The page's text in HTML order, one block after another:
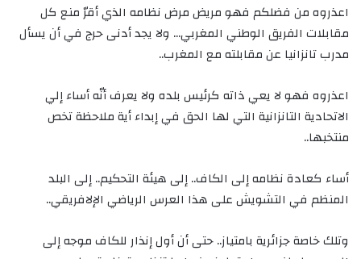
اعذروه من فضلكم فهو مريض مرض نظامه الذي أقرّ منع كل
مقابلات الفريق الوطني المغربي… ولا يجد أدنى حرج في أن يسأل
مدرب تانزانيا عن مقابلته مع المغرب..
اعذروه فهو لا يعي ذاته كرئيس بلده ولا يعرف أنّه أساء إلي
الاتحادية التانزانية التي لها الحق في إبداء أية ملاحظة تخص
منتخبها..
أساء كعادة نظامه إلى الكاف.. إلى هيئة التحكيم.. إلى البلد
المنظم في التشويش على هذا العرس الرياضي الإلافريقي..
وتلك خاصة جزائرية بامتياز.. حتى أن أول إنذار للكاف موجه إلى